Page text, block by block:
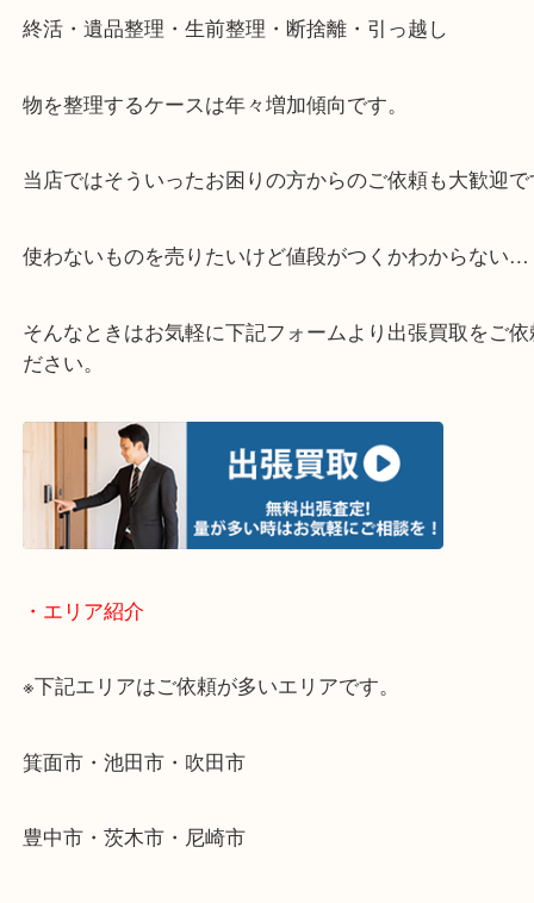
▽お電話の方は下記バナーをタップしてください▽
・どんなご相談もお気軽にお問い合わせください
終活・遺品整理・生前整理・断捨離・引っ越し
物を整理するケースは年々増加傾向です。
当店ではそういったお困りの方からのご依頼も大歓
使わないものを売りたいけど値段がつくかわから
そんなときはお気軽に下記フォームより出張買取を